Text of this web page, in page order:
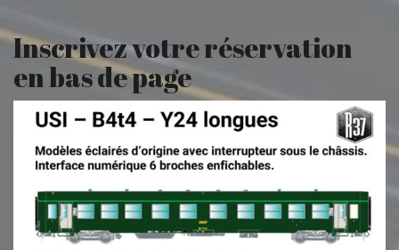
Inscrivez votre réservation
en bas de page